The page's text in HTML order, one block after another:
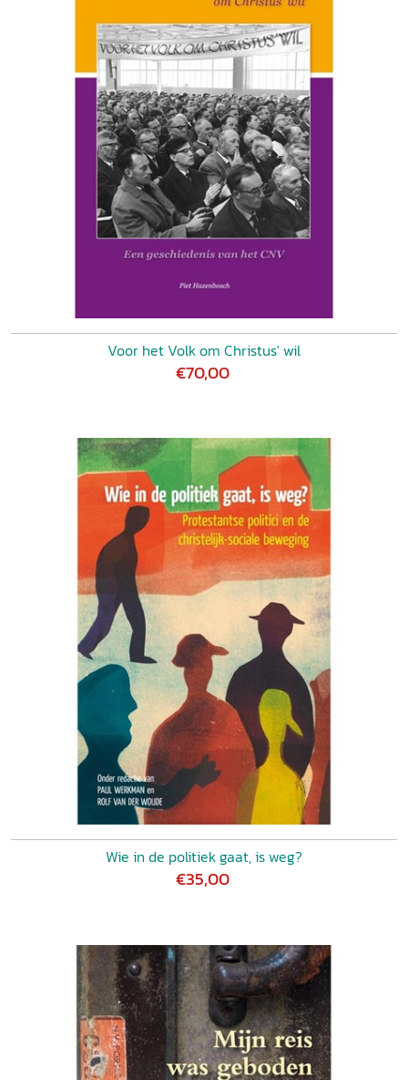
Voor het Volk om Christus' wil
€70,00
Wie in de politiek gaat, is weg?
€35,00